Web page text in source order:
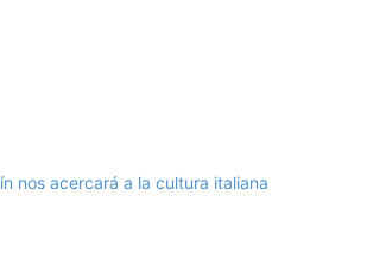
nos acercará a la cultura italiana